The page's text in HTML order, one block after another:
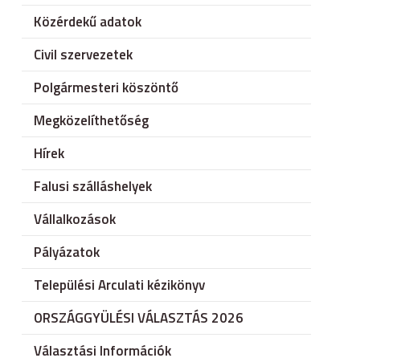
Közérdekű adatok
Civil szervezetek
Polgármesteri köszöntő
Megközelíthetőség
Hírek
Falusi szálláshelyek
Vállalkozások
Pályázatok
Települési Arculati kézikönyv
ORSZÁGGYÜLÉSI VÁLASZTÁS 2026
Választási Információk